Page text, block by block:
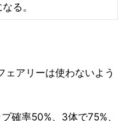
る。
ェアリーは使わないよう
確率50%、3体で75%、